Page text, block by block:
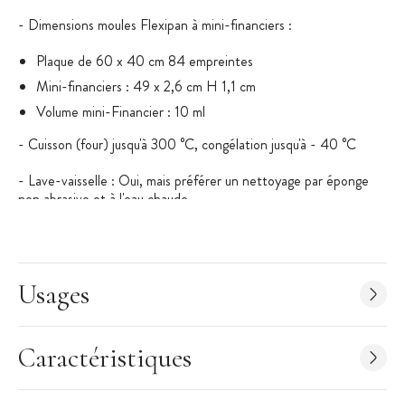
- Dimensions moules Flexipan à mini-financiers :
Plaque de 60 x 40 cm 84 empreintes
Mini-financiers : 49 x 2,6 cm H 1,1 cm
Volume mini-Financier : 10 ml
- Cuisson (four) jusqu'à 300 °C, congélation jusqu'à - 40 °C
- Lave-vaisselle : Oui, mais préférer un nettoyage par éponge
non abrasive et à l'eau chaude.
une grille afin d'optimiser la circulation de l'air chaud dans le
moule Flexipan.
Pour vous aider à choisir votre moule et en savoir plus sur le
silicone, consultez notreGuide d'achat moule silicone souple.
Usages
Caractéristiques